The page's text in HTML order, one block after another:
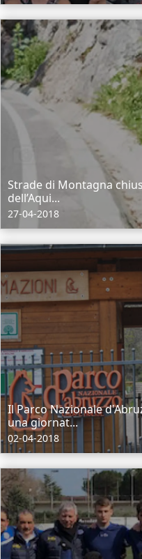
Strade di Montagna
dell’Aqui...
27-04-2018
Il Parco Nazionale
una giornat...
02-04-2018